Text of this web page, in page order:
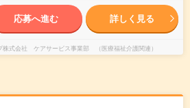
応募へ進む 詳しく見る
株式会社 ケアサービス事業部 （医療福祉介護関連）